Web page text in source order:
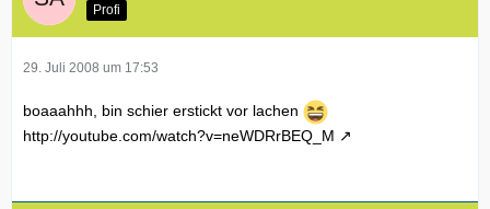
Profi
29. Juli 2008 um 17:53
boaaahhh, bin schier erstickt vor lachen
http://youtube.com/watch?v=neWDRrBEQ_M